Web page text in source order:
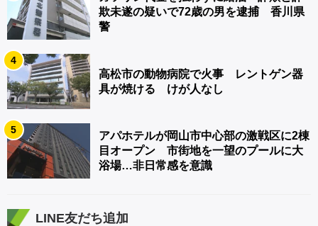
欺未遂の疑いで72歳の男を逮捕 香川県
警
4
高松市の動物病院で火事 レントゲン器
具が焼ける けが人なし
5
アパホテルが岡山市中心部の激戦区に2棟
目オープン 市街地を一望のプールに大
浴場…非日常感を意識
LINE友だち追加